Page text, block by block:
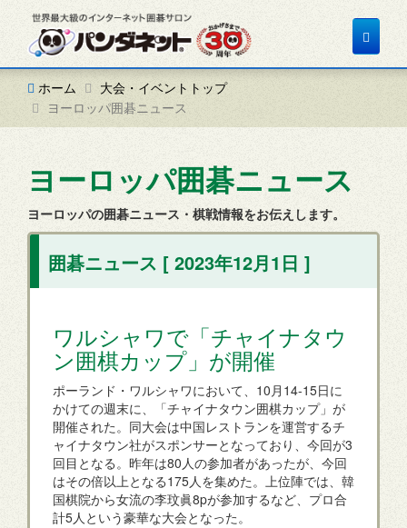
Toggle
ホーム
大会・イベントトップ
ヨーロッパ囲碁ニュース
ヨーロッパ囲碁ニュース
ヨーロッパの囲碁ニュース・棋戦情報をお伝えします。
囲碁ニュース [ 2023年12月1日 ]
ワルシャワで「チャイナタウ
ン囲棋カップ」が開催
ポーランド・ワルシャワにおいて、10月14-15日に
かけての週末に、「チャイナタウン囲棋カップ」が
開催された。同大会は中国レストランを運営するチ
ャイナタウン社がスポンサーとなっており、今回が3
回目となる。昨年は80人の参加者があったが、今回
はその倍以上となる175人を集めた。上位陣では、韓
国棋院から女流の李玟眞8pが参加するなど、プロ合
計5人という豪華な大会となった。